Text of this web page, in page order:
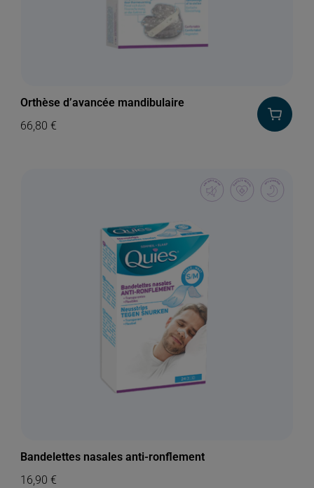
Orthèse d’avancée mandibulaire
66,80€
Bandelettes nasales anti-ronflement
16,90€